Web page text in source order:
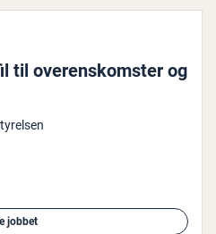
til overenskom­ster og
jobbet